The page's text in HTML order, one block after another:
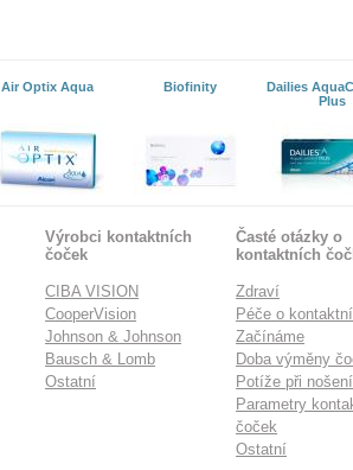
Air Optix Aqua Biofinity
Dailies
Plus
Výrobci kontaktních
čoček
CIBA VISION
CooperVision
Johnson & Johnson
Bausch & Lomb
Ostatní
Časté otázky o
kontaktních
Zdraví
Péče o
Začínáme
Doba výměny
Potíže při
Parametry
čoček
Ostatní